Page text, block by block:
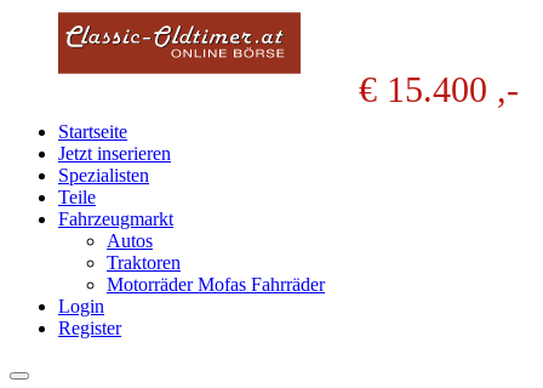
Startseite
Jetzt inserieren
Spezialisten
Teile
Fahrzeugmarkt
Autos
Traktoren
Motorräder Mofas Fahrräder
Login
Register
€ 15.400 ,-